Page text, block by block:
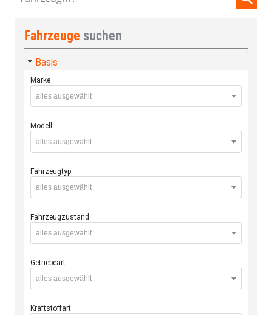
Fahrzeuge suchen
Basis
Marke
alles ausgewählt
Modell
alles ausgewählt
Fahrzeugtyp
alles ausgewählt
Fahrzeugzustand
alles ausgewählt
Getriebeart
alles ausgewählt
Kraftstoffart